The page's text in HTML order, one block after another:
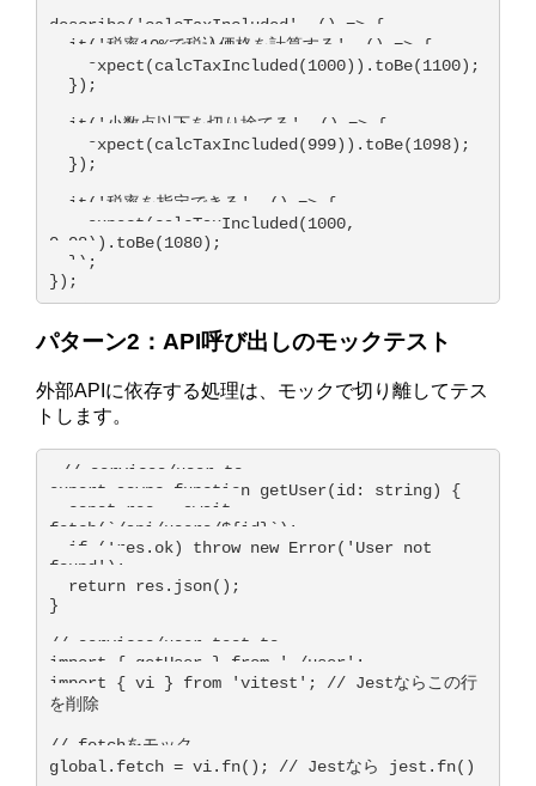
describe('calcTaxIncluded', () => {
0.08)).toBe(1080);
});
パターン2：API呼び出しのモックテスト
外部APIに依存する処理は、モックで切り離してテス
トします。
// services/user.ts
export async function getUser(id: string) {
fetch(`/api/users/${id}`);
found');
}
// services/user.test.ts
import { getUser } from './user';
import { vi } from 'vitest'; // Jestならこの行
を削除
// fetchをモック
global.fetch = vi.fn(); // Jestなら jest.fn()